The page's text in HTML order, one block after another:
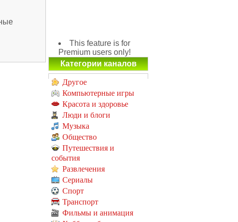
This feature is for
Premium users only!
Категории каналов
Другое
Компьютерные игры
Красота и здоровье
Люди и блоги
Музыка
Общество
Путешествия и
события
Развлечения
Сериалы
Спорт
Транспорт
Фильмы и анимация